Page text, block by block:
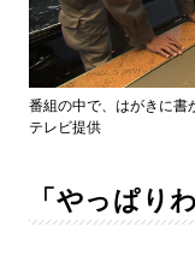
番組の中で、はがきに書
テレビ提供
「やっぱり